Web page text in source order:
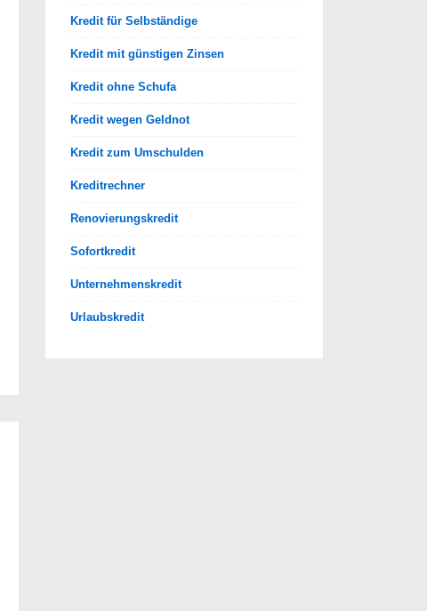
Kredit für Selbständige
Kredit mit günstigen Zinsen
Kredit ohne Schufa
Kredit wegen Geldnot
Kredit zum Umschulden
Kreditrechner
Renovierungskredit
Sofortkredit
Unternehmenskredit
Urlaubskredit